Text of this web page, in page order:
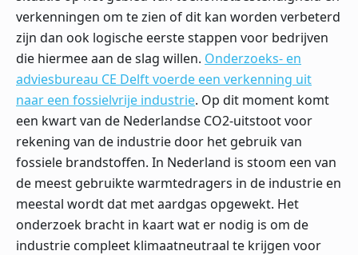
verkenningen om te zien of dit kan worden verbeterd
zijn dan ook logische eerste stappen voor bedrijven
die hiermee aan de slag willen. Onderzoeks- en
adviesbureau CE Delft voerde een verkenning uit
naar een fossielvrije industrie. Op dit moment komt
een kwart van de Nederlandse CO2-uitstoot voor
rekening van de industrie door het gebruik van
fossiele brandstoffen. In Nederland is stoom een van
de meest gebruikte warmtedragers in de industrie en
meestal wordt dat met aardgas opgewekt. Het
onderzoek bracht in kaart wat er nodig is om de
industrie compleet klimaatneutraal te krijgen voor